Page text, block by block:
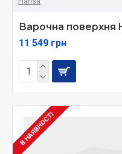
Варочна поверхня
11 549 грн
В НАЯВНОСТІ